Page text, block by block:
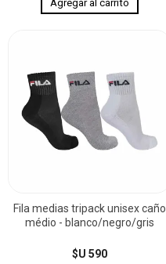
Fila medias tripack unisex caño
médio - blanco/negro/gris
$U 590